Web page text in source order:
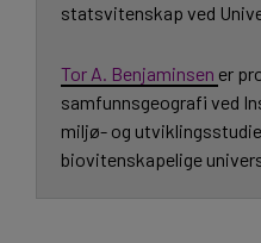
statsvitenskap ved
Tor A. Benjaminsen er
samfunnsgeografi ved
miljø- og
biovitenskapelige